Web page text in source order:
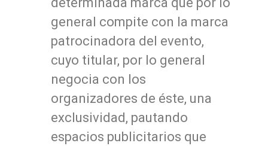
general compite con la marca
patrocinadora del evento,
cuyo titular, por lo general
negocia con los
organizadores de éste, una
exclusividad, pautando
espacios publicitarios que